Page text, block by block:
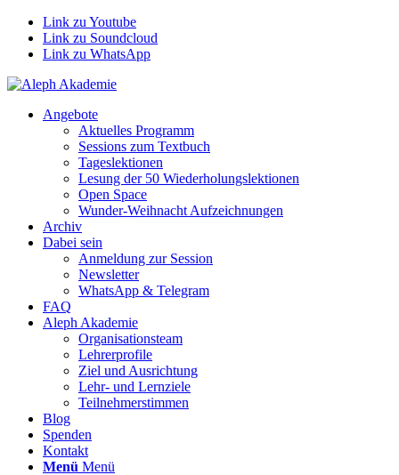
Link zu Youtube
Link zu Soundcloud
Link zu WhatsApp
Angebote
Aktuelles Programm
Sessions zum Textbuch
Tageslektionen
Lesung der 50 Wiederholungslektionen
Open Space
Wunder-Weihnacht Aufzeichnungen
Archiv
Dabei sein
Anmeldung zur Session
Newsletter
WhatsApp & Telegram
FAQ
Aleph Akademie
Organisationsteam
Lehrerprofile
Ziel und Ausrichtung
Lehr- und Lernziele
Teilnehmerstimmen
Blog
Spenden
Kontakt
Menü Menü